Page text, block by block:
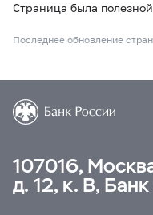
Страница была
Последнее обновление
107016,
д. 12, к. В,